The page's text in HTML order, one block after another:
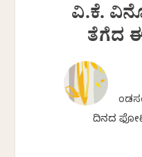
ವಿ.ಕೆ.
ತೆಗೆದ
ದಿನದ